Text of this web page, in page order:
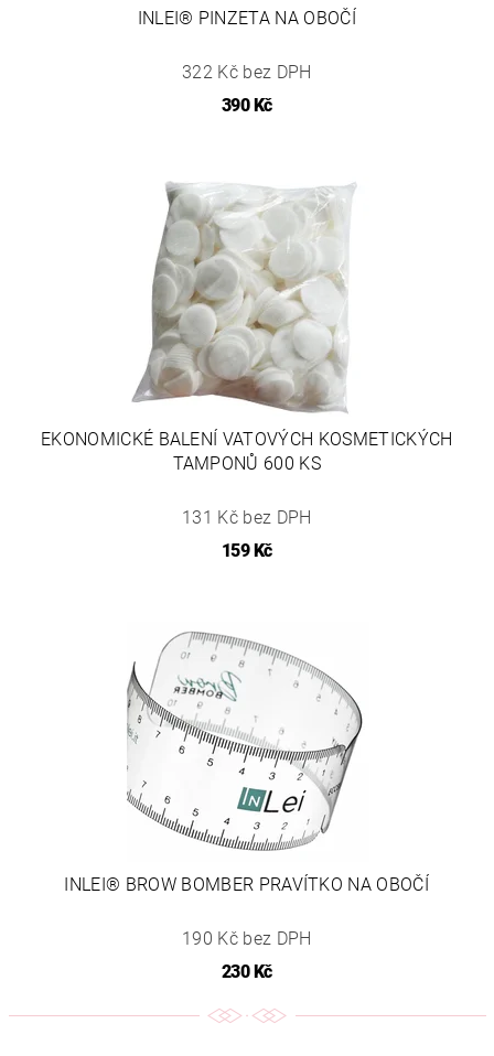
INLEI® PINZETA NA OBOČÍ
322 Kč bez DPH
390 Kč
EKONOMICKÉ BALENÍ VATOVÝCH KOSMETICKÝCH
TAMPONŮ 600 KS
131 Kč bez DPH
159 Kč
INLEI® BROW BOMBER PRAVÍTKO NA OBOČÍ
190 Kč bez DPH
230 Kč